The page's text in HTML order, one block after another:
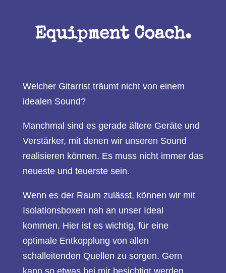
Equipment Coach.
Welcher Gitarrist träumt nicht von einem
idealen Sound?
Manchmal sind es gerade ältere Geräte und
Verstärker, mit denen wir unseren Sound
realisieren können. Es muss nicht immer das
neueste und teuerste sein.
Wenn es der Raum zulässt, können wir mit
Isolationsboxen nah an unser Ideal
kommen. Hier ist es wichtig, für eine
optimale Entkopplung von allen
schalleitenden Quellen zu sorgen. Gern